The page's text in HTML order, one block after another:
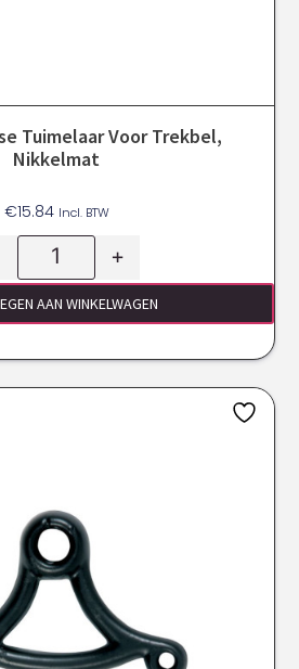
Tuimelaar Voor Trekbel,
Nikkelmat
€15.84 Incl. BTW
+
AAN WINKELWAGEN